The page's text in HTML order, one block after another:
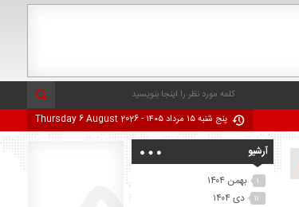
پنج شنبه ۱۵ مرداد ۱۴۰۵ - Thursday 6 August 2026
آرشیو
بهمن ۱۴۰۴
دی ۱۴۰۴